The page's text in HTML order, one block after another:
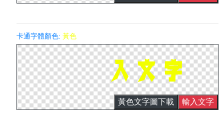
卡通字體顏色:黃色
黃色文字圖下載 輸入文字